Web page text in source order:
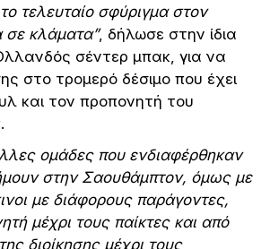
τελευταίο σφύριγμα στον
σε κλάματα”, δήλωσε στην ίδια
σέντερ μπακ, για να
στο τρομερό δέσιμο που έχει
και τον προπονητή του
ομάδες που ενδιαφέρθηκαν
στην Σαουθάμπτον, όμως με
με διάφορους παράγοντες,
μέχρι τους παίκτες και από
διοίκησης μέχρι τους